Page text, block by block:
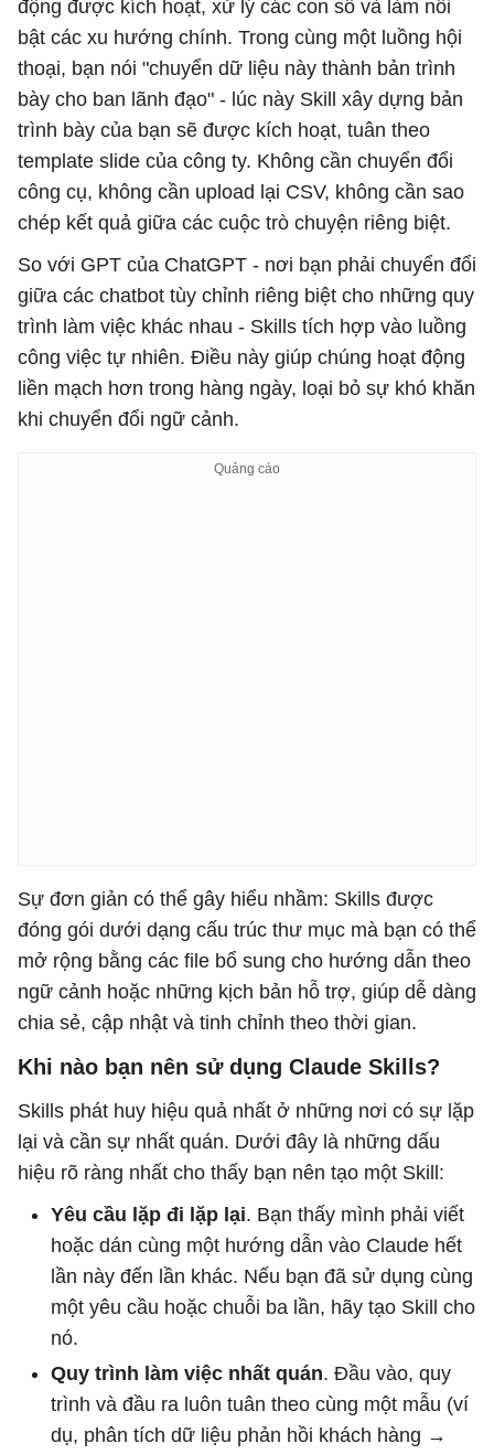
động được kích hoạt, xử lý các con số và làm nổi
bật các xu hướng chính. Trong cùng một luồng hội
thoại, bạn nói "chuyển dữ liệu này thành bản trình
bày cho ban lãnh đạo" - lúc này Skill xây dựng bản
trình bày của bạn sẽ được kích hoạt, tuân theo
template slide của công ty. Không cần chuyển đổi
công cụ, không cần upload lại CSV, không cần sao
chép kết quả giữa các cuộc trò chuyện riêng biệt.
So với GPT của ChatGPT - nơi bạn phải chuyển đổi
giữa các chatbot tùy chỉnh riêng biệt cho những quy
trình làm việc khác nhau - Skills tích hợp vào luồng
công việc tự nhiên. Điều này giúp chúng hoạt động
liền mạch hơn trong hàng ngày, loại bỏ sự khó khăn
khi chuyển đổi ngữ cảnh.
Sự đơn giản có thể gây hiểu nhầm: Skills được
đóng gói dưới dạng cấu trúc thư mục mà bạn có thể
mở rộng bằng các file bổ sung cho hướng dẫn theo
ngữ cảnh hoặc những kịch bản hỗ trợ, giúp dễ dàng
chia sẻ, cập nhật và tinh chỉnh theo thời gian.
Khi nào bạn nên sử dụng Claude Skills?
Skills phát huy hiệu quả nhất ở những nơi có sự lặp
lại và cần sự nhất quán. Dưới đây là những dấu
hiệu rõ ràng nhất cho thấy bạn nên tạo một Skill:
Yêu cầu lặp đi lặp lại. Bạn thấy mình phải viết
hoặc dán cùng một hướng dẫn vào Claude hết
lần này đến lần khác. Nếu bạn đã sử dụng cùng
một yêu cầu hoặc chuỗi ba lần, hãy tạo Skill cho
nó.
Quy trình làm việc nhất quán. Đầu vào, quy
trình và đầu ra luôn tuân theo cùng một mẫu (ví
dụ, phân tích dữ liệu phản hồi khách hàng →